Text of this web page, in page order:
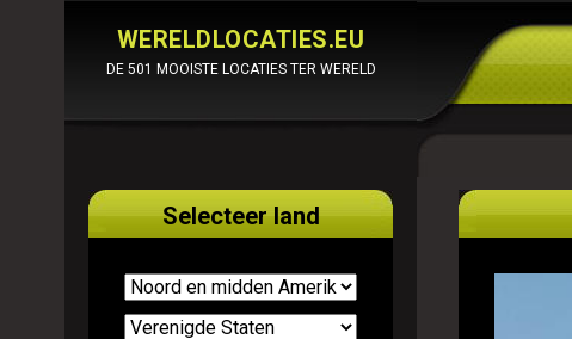
WERELDLOCATIES.EU
DE 501 MOOISTE LOCATIES TER WERELD
Selecteer land